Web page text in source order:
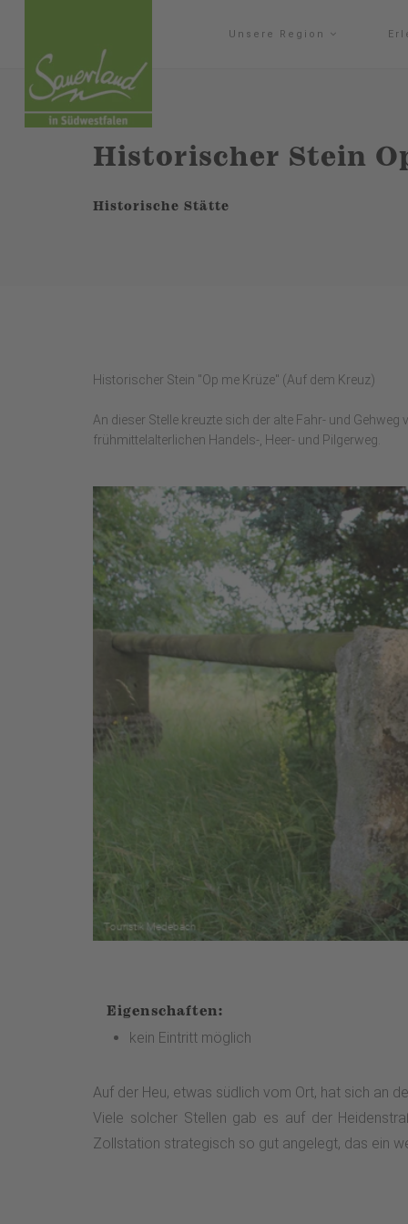
Unsere Region
Historischer Stein
Historische Stätte
Historischer Stein "Op me Krüze" (Auf dem Kreuz)
An dieser Stelle kreuzte sich der alte Fahr- und
frühmittelalterlichen Handels-, Heer- und Pilgerweg.
Eigenschaften:
kein Eintritt möglich
Auf der Heu, etwas südlich vom Ort, hat sich an
Viele solcher Stellen gab es auf der
Zollstation strategisch so gut angelegt, das ein